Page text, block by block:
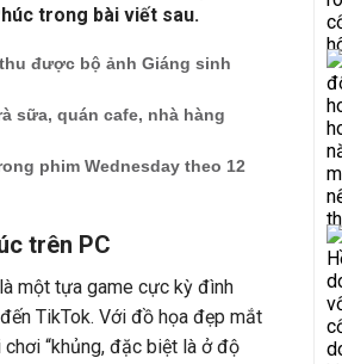
trong bài viết sau.
được bộ ảnh Giáng sinh
sữa, quán cafe, nhà hàng
phim Wednesday theo 12
trên PC
một tựa game cực kỳ đình
TikTok. Với đồ họa đẹp mắt
“khủng, đặc biệt là ở độ